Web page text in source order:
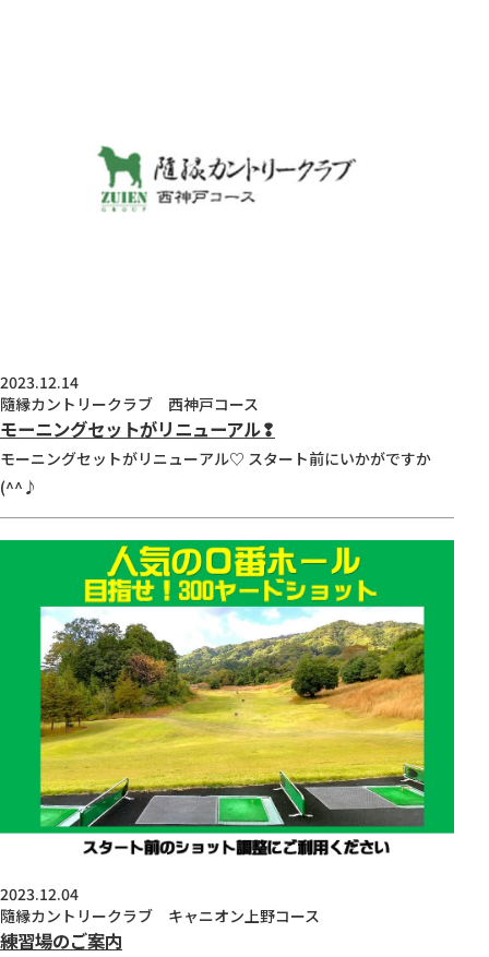
2023.12.14
隨縁カントリークラブ 西神戸コース
モーニングセットがリニューアル❢
モーニングセットがリニューアル♡ スタート前にいかがですか
(^^♪
2023.12.04
隨縁カントリークラブ キャニオン上野コース
練習場のご案内